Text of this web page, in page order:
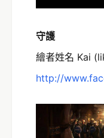
守護
繪者姓名 Kai
http://